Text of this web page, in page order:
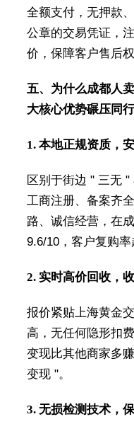
全额支付，无押款
公章的交易凭证，
价，保障客户售后权
五、为什么成都人
大核心优势碾压同行
1. 本地正规资质，
区别于街边 " 三无
工商注册、备案齐
路、诚信经营，在
9.6/10，客户复购率
2. 实时高价回收，
报价紧贴上海黄金
高，无任何隐形扣
变现比其他商家多
变现 "。
3. 无损检测技术，